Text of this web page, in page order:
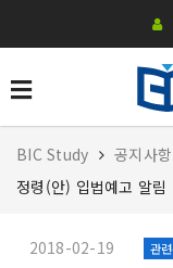
BIC Study 공지사항
정령(안) 입법예고 알림
2018-02-19 관